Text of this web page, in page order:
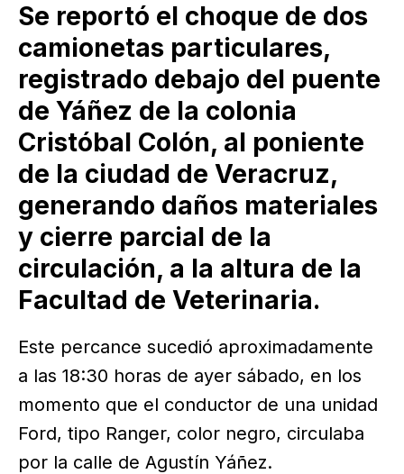
Se reportó el choque de dos
camionetas particulares,
registrado debajo del puente
de Yáñez de la colonia
Cristóbal Colón, al poniente
de la ciudad de Veracruz,
generando daños materiales
y cierre parcial de la
circulación, a la altura de la
Facultad de Veterinaria.
Este percance sucedió aproximadamente
a las 18:30 horas de ayer sábado, en los
momento que el conductor de una unidad
Ford, tipo Ranger, color negro, circulaba
por la calle de Agustín Yáñez.